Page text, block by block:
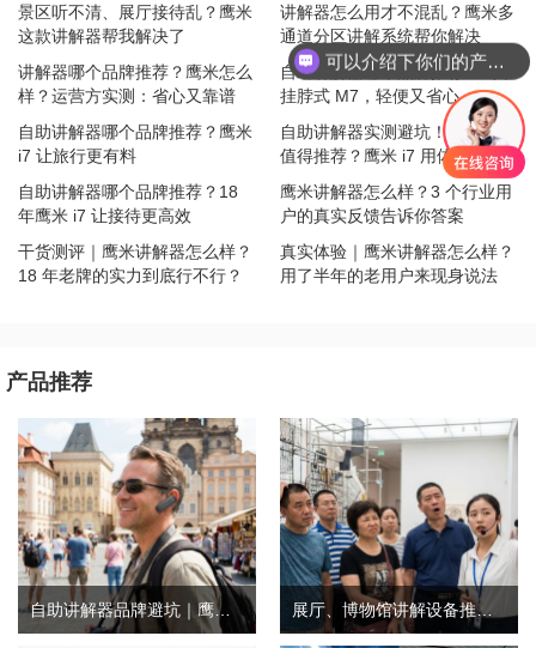
景区听不清、展厅接待乱？鹰米
这款讲解器帮我解决了
讲解器怎么用才不混乱？鹰米多
通道分区讲解系统帮你解决
讲解器哪个品牌推荐？鹰米怎么
样？运营方实测：省心又靠谱
自助讲解器哪个品牌推荐？鹰米
挂脖式 M7，轻便又省心
自助讲解器哪个品牌推荐？鹰米
i7 让旅行更有料
自助讲解器实测避坑！哪个品牌
值得推荐？鹰米 i7 用体验说话
自助讲解器哪个品牌推荐？18
年鹰米 i7 让接待更高效
鹰米讲解器怎么样？3 个行业用
户的真实反馈告诉你答案
干货测评｜鹰米讲解器怎么样？
18 年老牌的实力到底行不行？
真实体验｜鹰米讲解器怎么样？
用了半年的老用户来现身说法
产品推荐
自助讲解器品牌避坑｜鹰米自助讲解器，实测好用不踩雷 展厅、博物馆讲解设备推荐｜分区讲解系统，解决多团队接待核心痛点
可以介绍下你们的产品么